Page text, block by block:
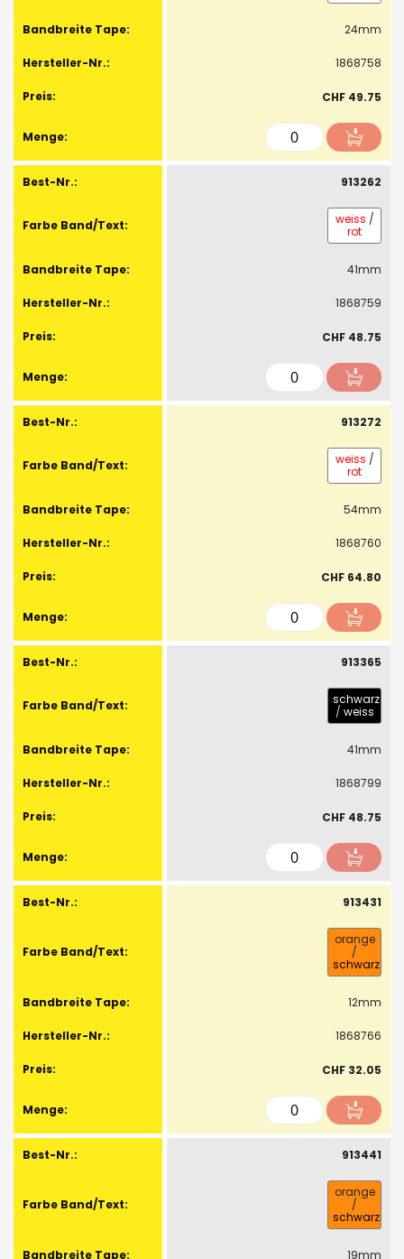
24mm
1868758
CHF 49.75
913262
weiss /
rot
41mm
1868759
CHF 48.75
913272
weiss /
rot
54mm
1868760
CHF 64.80
913365
schwarz
/ weiss
41mm
1868799
CHF 48.75
913431
orange
/
schwarz
12mm
1868766
CHF 32.05
913441
orange
/
schwarz
19mm